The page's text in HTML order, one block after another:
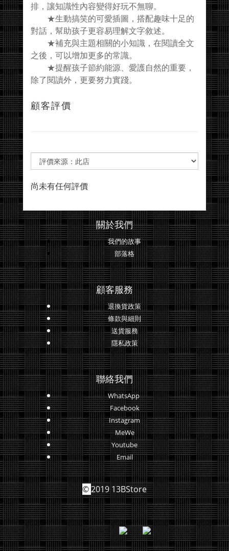
排，讓知識性內容變得好玩不無聊。
★生動搞笑的可愛插圖，搭配趣味十足的
對話，幫助孩子更容易理解文字敘述。
★補充與主題相關的小知識，在閱讀全文
之後，可以增加更多的常識。
★提醒孩子節約能源、愛護自然的重要，
除了閱讀外，更要努力實踐。
顧客評價
尚未有任何評價
關於我們
我們的故事
部落格
顧客服務
退換貨政策
條款與細則
送貨服務
隱私政策
聯絡我們
WhatsApp
Facebook
Instagram
MeWe
Youtube
Email
©2019 13BStore